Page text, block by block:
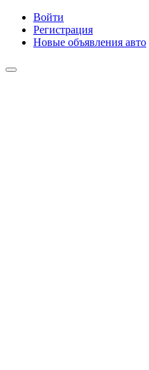
Войти
Регистрация
Новые объявления авто